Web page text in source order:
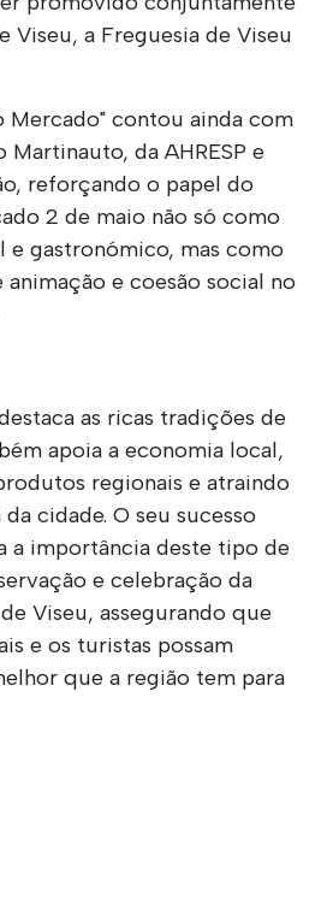
Viseu, a Freguesia de Viseu
Mercado" contou ainda com
da AHRESP e
reforçando o papel do
2 de maio não só como
e gastronómico, mas como
e coesão social no
as ricas tradições de
apoia a economia local,
regionais e atraindo
cidade. O seu sucesso
a importância deste tipo de
e celebração da
Viseu, assegurando que
e os turistas possam
que a região tem para